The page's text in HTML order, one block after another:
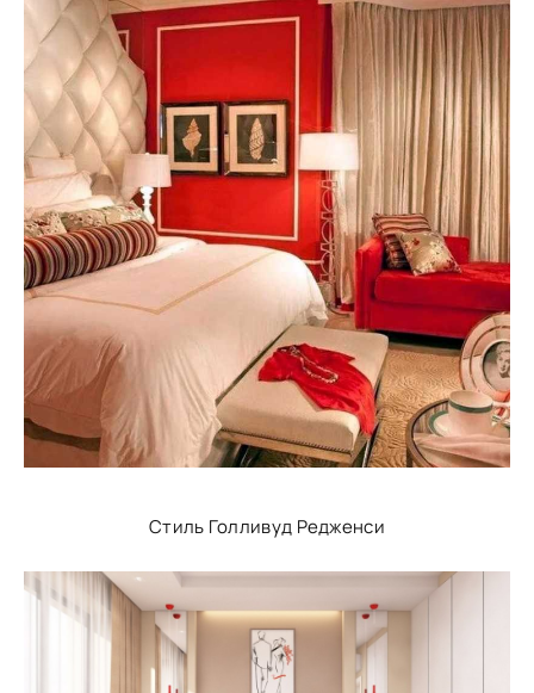
Стиль Голливуд Редженси